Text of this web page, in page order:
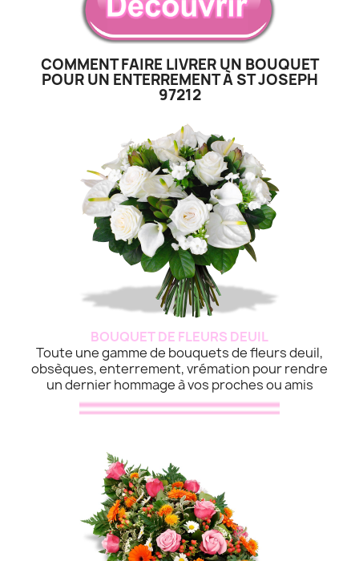
COMMENT FAIRE LIVRER UN BOUQUET
POUR UN ENTERREMENT À ST JOSEPH
97212
BOUQUET DE FLEURS DEUIL
Toute une gamme de bouquets de fleurs deuil,
obsèques, enterrement, vrémation pour rendre
un dernier hommage à vos proches ou amis